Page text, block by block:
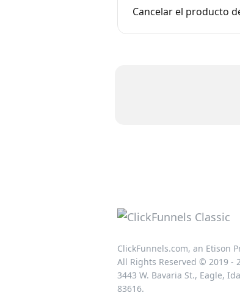
Cancelar el producto
ClickFunnels.com, an Etison
All Rights Reserved © 2019 -
3443 W. Bavaria St., Eagle,
83616.